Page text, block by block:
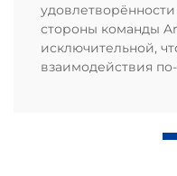
стороны команды
исключительной,
взаимодействия